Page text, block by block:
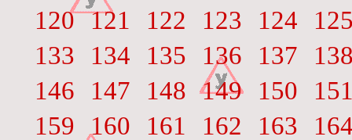
120 121 122 123 124
133
134 135 136 137
146
147 148 149 150
159
160 161 162 163